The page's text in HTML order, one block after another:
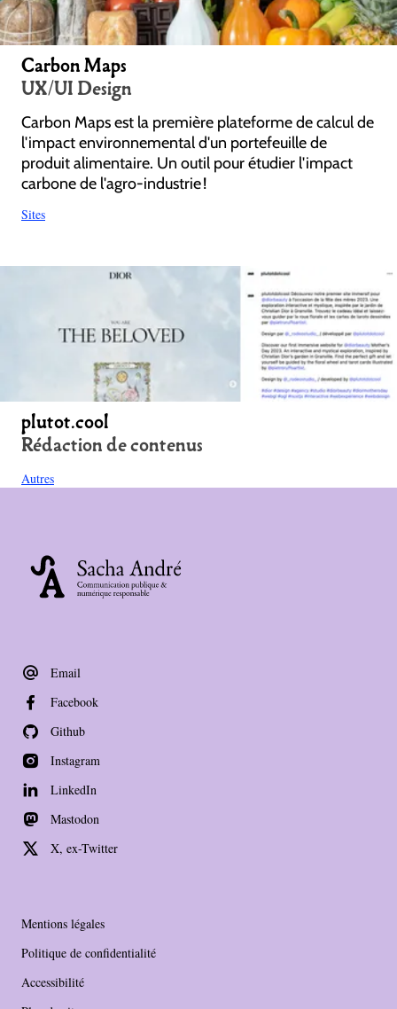
Carbon Maps
UX/UI Design
Carbon Maps est la première plateforme de calcul de
l'impact environnemental d'un portefeuille de
produit alimentaire. Un outil pour étudier l'impact
carbone de l'agro-industrie !
Sites
plutot.cool
Rédaction de contenus
Autres
Email
Facebook
Github
Instagram
LinkedIn
Mastodon
X, ex-Twitter
Mentions légales
Politique de confidentialité
Accessibilité